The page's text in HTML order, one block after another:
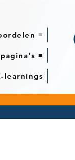
≡
≡
learnings